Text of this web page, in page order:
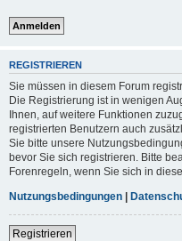
REGISTRIEREN
Sie müssen in diesem Forum
Die Registrierung ist in wenigen
Ihnen, auf weitere Funktionen
registrierten Benutzern auch
Sie bitte unsere
bevor Sie sich registrieren. Bitte
Forenregeln, wenn Sie sich in
Nutzungsbedingungen |
Registrieren